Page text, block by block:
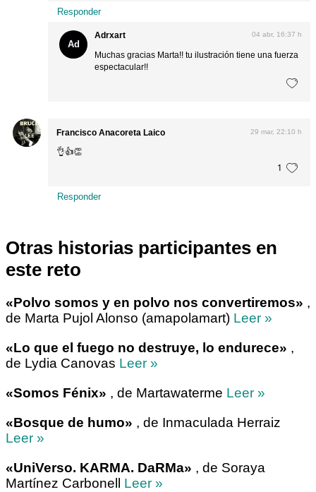
Responder
Ad
Adrxart 04 abr, 16:37 h
Muchas gracias Marta!! tu ilustración tiene una fuerza
espectacular!!
Francisco Anacoreta Laico 29 mar, 22:10 h
👌👍👏
1
Responder
Otras historias participantes en
este reto
«Polvo somos y en polvo nos convertiremos» ,
de Marta Pujol Alonso (amapolamart) Leer »
«Lo que el fuego no destruye, lo endurece» ,
de Lydia Canovas Leer »
«Somos Fénix» , de Martawaterme Leer »
«Bosque de humo» , de Inmaculada Herraiz
Leer »
«UniVerso. KARMA. DaRMa» , de Soraya
Martínez Carbonell Leer »